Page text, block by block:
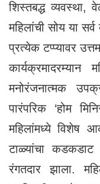
शिस्तबद्ध व्यवस्था,
महिलांची सोय या
प्रत्येक टप्प्यावर
मनोरंजनात्मक
पारंपरिक ‘होम
महिलांमध्ये विशेष
टाळ्यांचा
रंगतदार झाला.